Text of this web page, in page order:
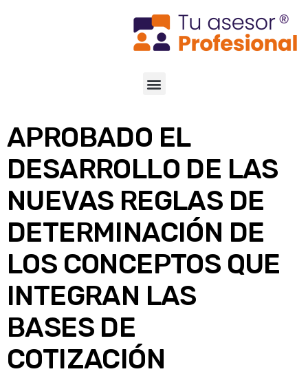
APROBADO EL
DESARROLLO DE LAS
NUEVAS REGLAS DE
DETERMINACIÓN DE
LOS CONCEPTOS QUE
INTEGRAN LAS
BASES DE
COTIZACIÓN